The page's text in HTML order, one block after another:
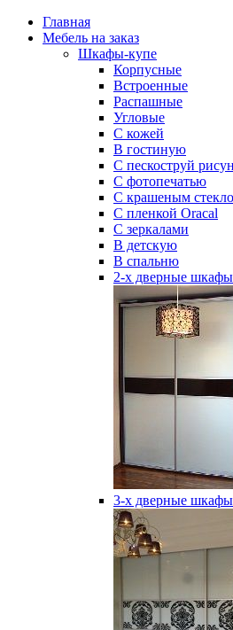
Главная
Мебель на заказ
Шкафы-купе
Корпусные
Встроенные
Распашные
Угловые
С кожей
В гостиную
С пескоструй
С фотопечатью
С крашеным
С пленкой Oracal
С зеркалами
В детскую
В спальню
2-х дверные
3-х дверные